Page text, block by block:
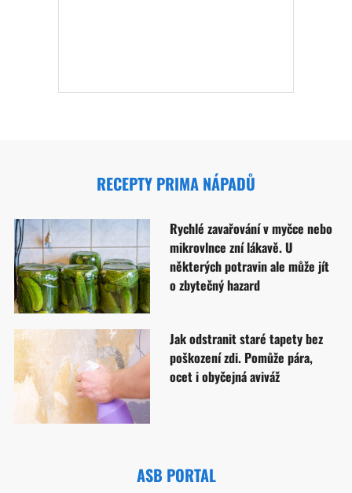
RECEPTY PRIMA NÁPADŮ
Rychlé zavařování v myčce nebo
mikrovlnce zní lákavě. U
některých potravin ale může jít
o zbytečný hazard
Jak odstranit staré tapety bez
poškození zdi. Pomůže pára,
ocet i obyčejná aviváž
ASB PORTAL